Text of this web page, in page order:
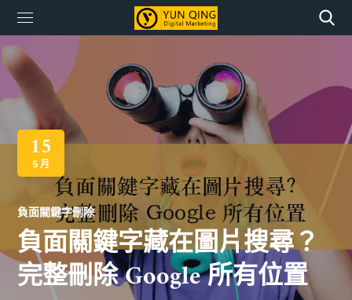
15
5 月
負面關鍵字刪除
負面關鍵字藏在圖片搜尋？
完整刪除 Google 所有位置